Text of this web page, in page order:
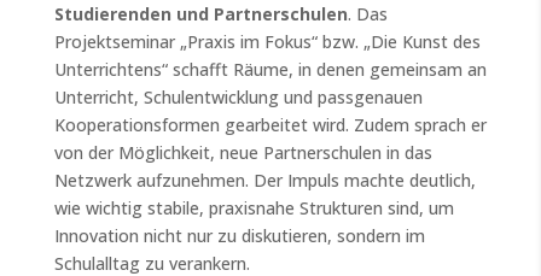
Studierenden und Partnerschulen. Das
Projektseminar „Praxis im Fokus“ bzw. „Die Kunst des
Unterrichtens“ schafft Räume, in denen gemeinsam an
Unterricht, Schulentwicklung und passgenauen
Kooperationsformen gearbeitet wird. Zudem sprach er
von der Möglichkeit, neue Partnerschulen in das
Netzwerk aufzunehmen. Der Impuls machte deutlich,
wie wichtig stabile, praxisnahe Strukturen sind, um
Innovation nicht nur zu diskutieren, sondern im
Schulalltag zu verankern.